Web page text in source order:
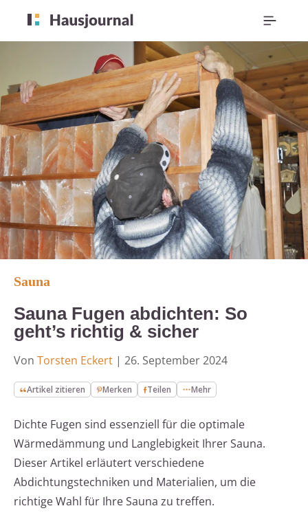
Sauna
Sauna Fugen abdichten: So
geht’s richtig & sicher
Von Torsten Eckert | 26. September 2024
Artikel zitieren Merken Teilen Mehr
Dichte Fugen sind essenziell für die optimale
Wärmedämmung und Langlebigkeit Ihrer Sauna.
Dieser Artikel erläutert verschiedene
Abdichtungstechniken und Materialien, um die
richtige Wahl für Ihre Sauna zu treffen.